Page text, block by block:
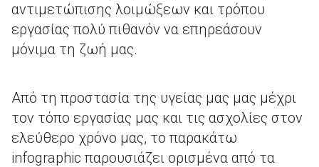
αντιμετώπισης λοιμώξεων και τρόπου
εργασίας πολύ πιθανόν να επηρεάσουν
μόνιμα τη ζωή μας.
Από τη προστασία της υγείας μας μας μέχρι
τον τόπο εργασίας μας και τις ασχολίες στον
ελεύθερο χρόνο μας, το παρακάτω
infographic παρουσιάζει ορισμένα από τα